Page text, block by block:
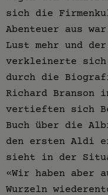
sich die
Abenteuer aus
Lust mehr und
verkleinerte
durch die
Richard Branson
vertieften sich
Buch über die
den ersten Aldi
sieht in der
«Wir haben aber
Wurzeln